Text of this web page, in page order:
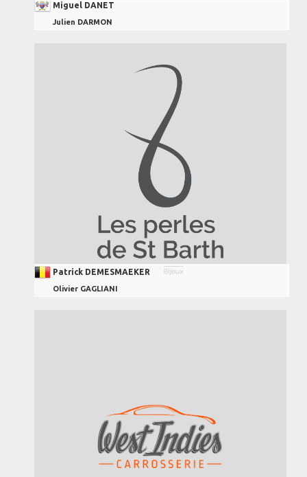
Miguel DANET
Julien DARMON
Patrick DEMESMAEKER
Olivier GAGLIANI